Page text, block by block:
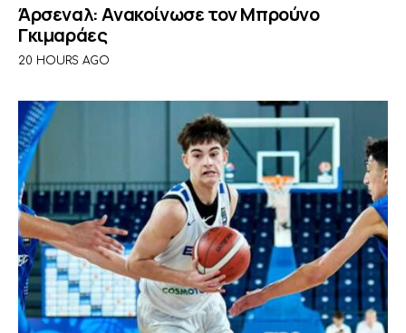
Άρσεναλ: Ανακοίνωσε τον Μπρούνο
Γκιμαράες
20 HOURS AGO